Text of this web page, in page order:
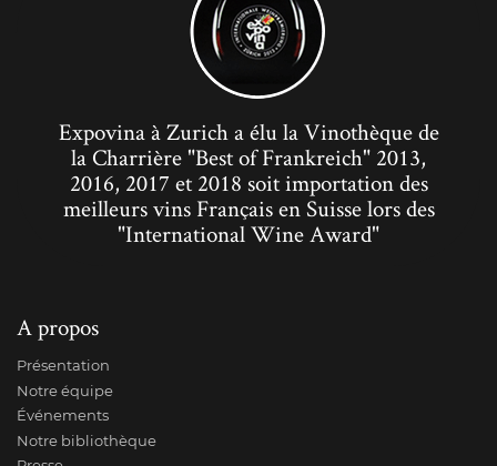
Expovina à Zurich a élu la Vinothèque de
la Charrière "Best of Frankreich" 2013,
2016, 2017 et 2018 soit importation des
meilleurs vins Français en Suisse lors des
"International Wine Award"
A propos
Présentation
Notre équipe
Événements
Notre bibliothèque